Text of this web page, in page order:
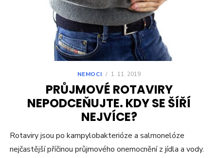
NEMOCI / 1. 11. 2019
PRŮJMOVÉ ROTAVIRY
NEPODCEŇUJTE. KDY SE ŠÍŘÍ
NEJVÍCE?
Rotaviry jsou po kampylobakterióze a salmonelóze
nejčastější příčinou průjmového onemocnění z jídla a vody.